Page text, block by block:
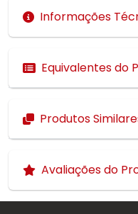
Informações
Equivalentes do
Produtos
Avaliações do